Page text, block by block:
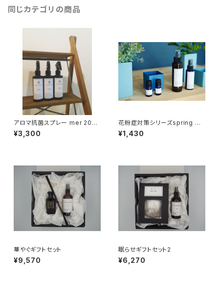
同じカテゴリの商品
アロマ抗菌スプレー mer 200
ml
¥3,300
花粉症対策シリーズspring マ
スクスプレー 30ml
¥1,430
華やぐギフトセット
¥9,570
眠らせギフトセット2
¥6,270